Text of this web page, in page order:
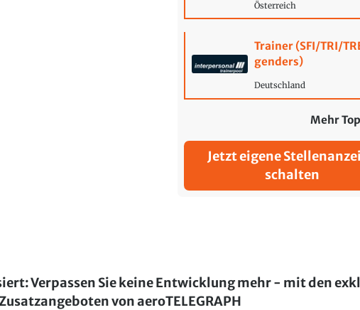
Österreich
Trainer (SFI/TRI/
genders)
Deutschland
Mehr
Jetzt eigene
schalten
Verpassen Sie keine Entwicklung mehr - mit den
von aeroTELEGRAPH